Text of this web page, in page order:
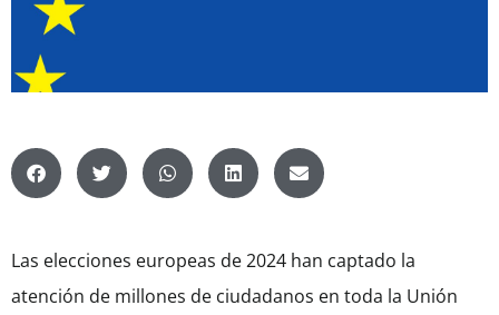
Las elecciones europeas de 2024 han captado la
atención de millones de ciudadanos en toda la Unión